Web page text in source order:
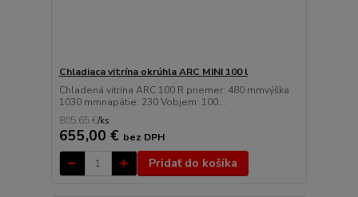
Chladiaca vitrína okrúhla ARC MINI 100 l
Chladená vitrína ARC 100 R priemer: 480 mmvýška
1030 mmnapätie: 230 Vobjem: 100...
805,65 €/ks
655,00 € bez DPH
Pridať do košíka